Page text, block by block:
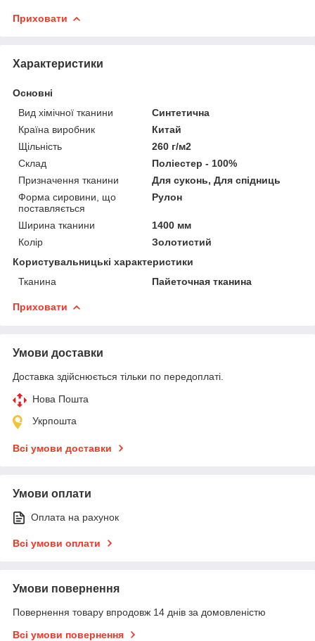
Приховати
Характеристики
Основні
Вид хімічної тканини
Синтетична
Країна виробник
Китай
Щільність
260 г/м2
Склад
Поліестер - 100%
Призначення тканини
Для суконь, Для спідниць
Форма сировини, що
поставляється
Рулон
Ширина тканини
1400 мм
Колір
Золотистий
Користувальницькі характеристики
Тканина
Пайеточная тканина
Приховати
Умови доставки
Доставка здійснюється тільки по передоплаті.
Нова Пошта
Укрпошта
Всі умови доставки
Умови оплати
Оплата на рахунок
Всі умови оплати
Умови повернення
Повернення товару впродовж 14 днів за домовленістю
Всі умови повернення